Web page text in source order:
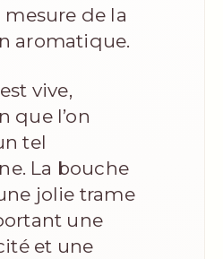
mesure de la
aromatique.
vive,
que l’on
tel
La bouche
jolie trame
une
et une